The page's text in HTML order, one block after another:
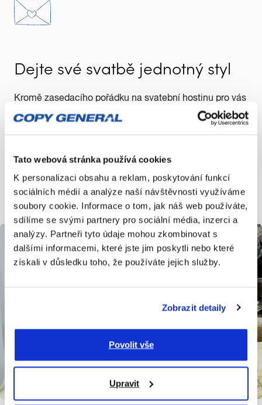
Tato webová stránka používá cookies
K personalizaci obsahu a reklam, poskytování funkcí
sociálních médií a analýze naší návštěvnosti využíváme
soubory cookie. Informace o tom, jak náš web používáte,
sdílíme se svými partnery pro sociální média, inzerci a
analýzy. Partneři tyto údaje mohou zkombinovat s
dalšími informacemi, které jste jim poskytli nebo které
získali v důsledku toho, že používáte jejich služby.
Zobrazit detaily
Povolit vše
Upravit
Dejte své svatbě jednotný styl
Kromě zasedacího pořádku na svatební hostinu pro vás
rádi připravíme ijmenovky, oznámení, pozvánky,
. Stačí si vybrat šablonu,
do konce.
Přejít k výběru variant